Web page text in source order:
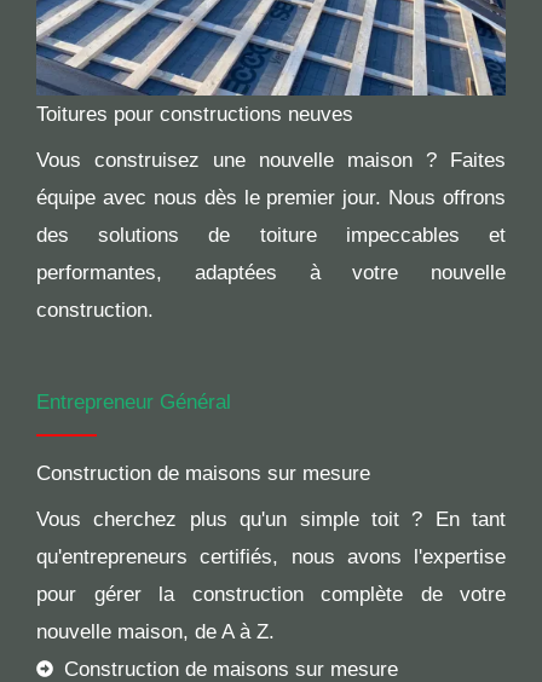
Toitures pour constructions neuves
Vous construisez une nouvelle maison ? Faites
équipe avec nous dès le premier jour. Nous offrons
des solutions de toiture impeccables et
performantes, adaptées à votre nouvelle
construction.
Entrepreneur Général
Construction de maisons sur mesure
Vous cherchez plus qu'un simple toit ? En tant
qu'entrepreneurs certifiés, nous avons l'expertise
pour gérer la construction complète de votre
nouvelle maison, de A à Z.
Construction de maisons sur mesure